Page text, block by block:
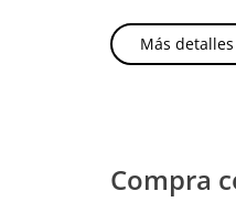
Más detalles
Compra